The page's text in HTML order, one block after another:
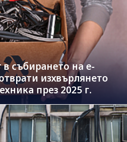
в събирането на е-
изхвърлянето
през 2025 г.